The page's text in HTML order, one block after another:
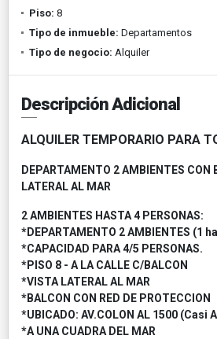
Piso: 8
Tipo de inmueble: Departamentos
Tipo de negocio: Alquiler
Descripción Adicional
ALQUILER TEMPORARIO PARA
DEPARTAMENTO 2 AMBIENTES CON
LATERAL AL MAR
2 AMBIENTES HASTA 4 PERSONAS:
*DEPARTAMENTO 2 AMBIENTES (1
*CAPACIDAD PARA 4/5 PERSONAS.
*PISO 8 - A LA CALLE C/BALCON
*VISTA LATERAL AL MAR
*BALCON CON RED DE PROTECCION
*UBICADO: AV.COLON AL 1500 (Casi
*A UNA CUADRA DEL MAR